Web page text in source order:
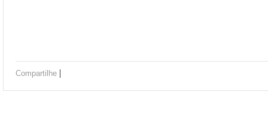
Compartilhe |